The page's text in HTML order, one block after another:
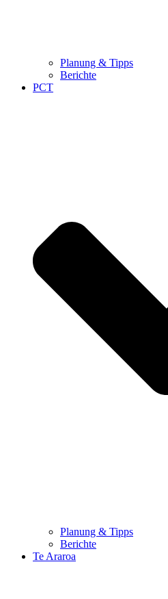
Planung & Tipps
Berichte
PCT
Planung & Tipps
Berichte
Te Araroa